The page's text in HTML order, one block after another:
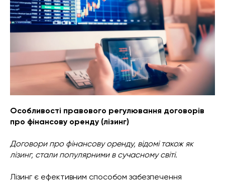
Особливості правового регулювання договорів
про фінансову оренду (лізинг)
Договори про фінансову оренду, відомі також як
лізинг, стали популярними в сучасному світі.
Лізинг є ефективним способом забезпечення